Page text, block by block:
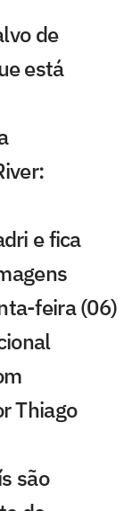
de
está
e fica
feira (06)
Thiago
são